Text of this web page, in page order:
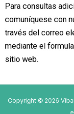
Para consultas
comuníquese con
través del correo
mediante el
sitio web.
Copyright © 2026